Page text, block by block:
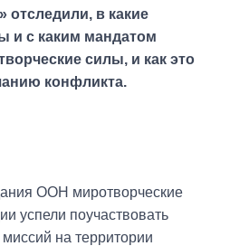
отследили, в какие
и с каким мандатом
силы, и как это
конфликта.
ООН миротворческие
успели поучаствовать
миссий на территории